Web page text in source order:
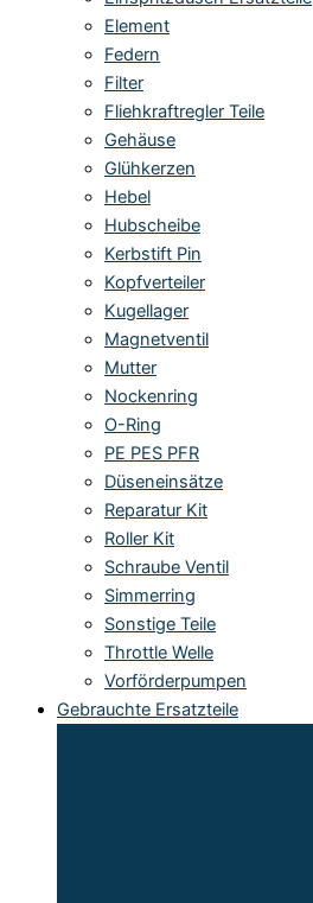
Element
Federn
Filter
Fliehkraftregler Teile
Gehäuse
Glühkerzen
Hebel
Hubscheibe
Kerbstift Pin
Kopfverteiler
Kugellager
Magnetventil
Mutter
Nockenring
O-Ring
PE PES PFR
Düseneinsätze
Reparatur Kit
Roller Kit
Schraube Ventil
Simmerring
Sonstige Teile
Throttle Welle
Vorförderpumpen
Gebrauchte Ersatzteile